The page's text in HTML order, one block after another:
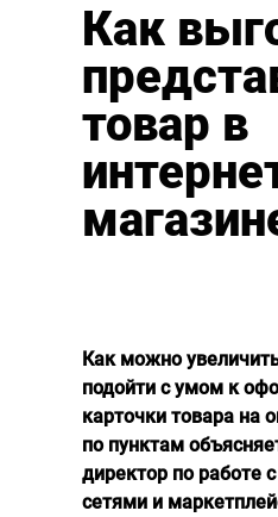
Как
товар в
Как можно
подойти с умом к
карточки товара на
по пунктам
директор по работе
сетями и